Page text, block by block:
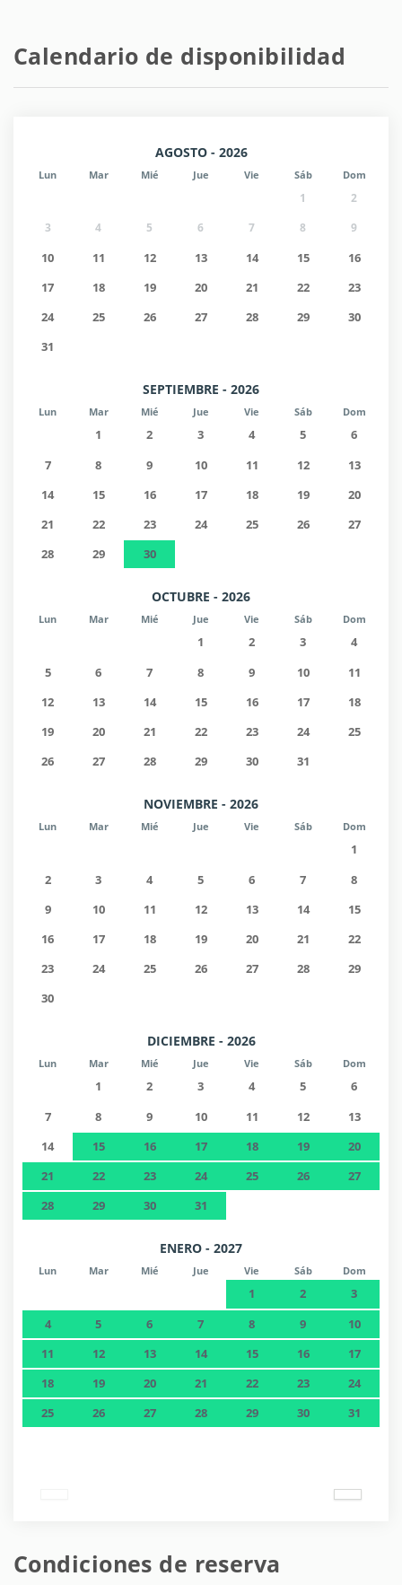
Calendario de disponibilidad
AGOSTO - 2026
Lun Mar Mié Jue Vie Sáb Dom
1
2
3
4 5 6 7 8 9
10 11 12 13 14 15
16
17
18 19 20 21 22
23
24
25 26 27 28 29
30
31
SEPTIEMBRE - 2026
Lun Mar Mié Jue Vie Sáb Dom
1 2 3 4 5
6
7
8 9 10 11 12
13
14
15 16 17 18 19
20
21
22 23 24 25 26
27
28
29 30
OCTUBRE - 2026
Lun Mar Mié Jue Vie Sáb Dom
1 2 3
4
5
6 7 8 9 10
11
12
13 14 15 16 17
18
19
20 21 22 23 24
25
26
27 28 29 30 31
NOVIEMBRE - 2026
Lun Mar Mié Jue Vie Sáb Dom
1
2
3 4 5 6 7
8
9
10 11 12 13 14
15
16
17 18 19 20 21
22
23
24 25 26 27 28
29
30
DICIEMBRE - 2026
Lun Mar Mié Jue Vie Sáb Dom
1 2 3 4 5
6
7
8 9 10 11 12
13
14
15 16 17 18 19
20
21
22 23 24 25 26
27
28
29 30 31
ENERO - 2027
Lun Mar Mié Jue Vie Sáb Dom
1 2
3
4
5 6 7 8 9
10
11
12 13 14 15 16
17
18
19 20 21 22 23
24
25
26 27 28 29 30 31
Condiciones de reserva